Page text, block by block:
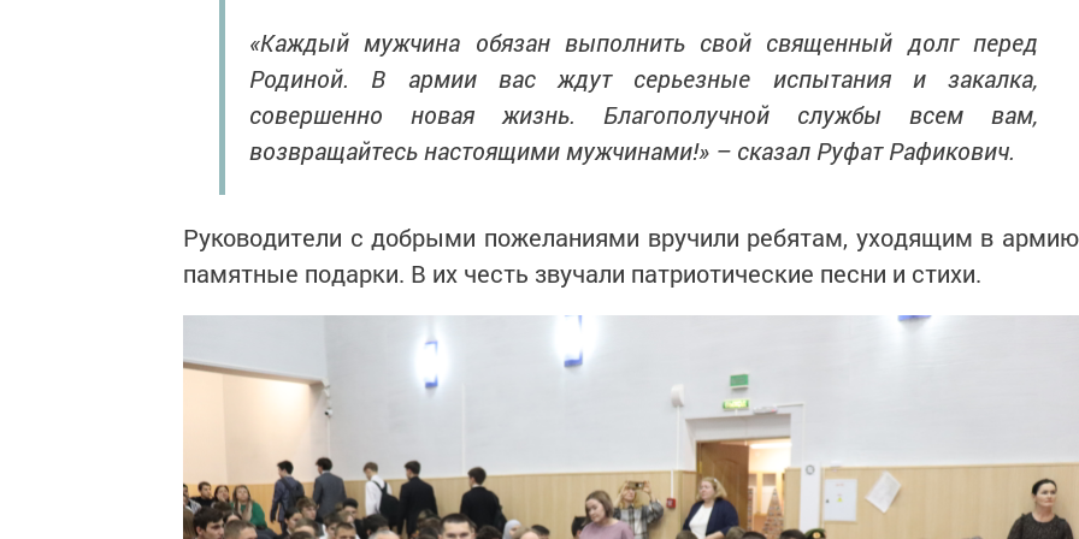
«Каждый мужчина обязан выполнить свой священный долг перед
Родиной. В армии вас ждут серьезные испытания и закалка,
совершенно новая жизнь. Благополучной службы всем вам,
возвращайтесь настоящими мужчинами!» – сказал Руфат Рафикович.
Руководители с добрыми пожеланиями вручили ребятам, уходящим в
памятные подарки. В их честь звучали патриотические песни и стихи.